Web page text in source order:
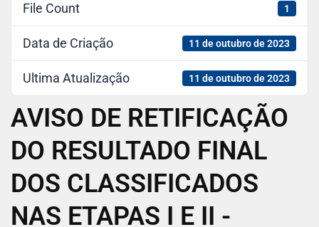
File Count 1
Data de Criação 11 de outubro de 2023
Ultima Atualização 11 de outubro de 2023
AVISO DE RETIFICAÇÃO
DO RESULTADO FINAL
DOS CLASSIFICADOS
NAS ETAPAS I E II -